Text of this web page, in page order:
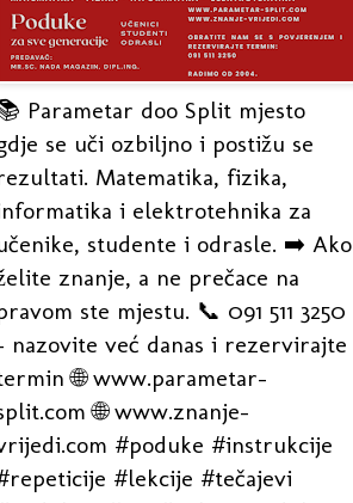
Parametar doo Split mjesto
se uči ozbiljno i postižu se
Matematika, fizika,
i elektrotehnika za
studente i odrasle. ➡️ Ako
znanje, a ne prečace na
ste mjestu. 📞 091 511 3250
nazovite već danas i rezervirajte
🌐 www.parametar-
🌐 www.znanje-
#poduke #instrukcije
#lekcije #tečajevi